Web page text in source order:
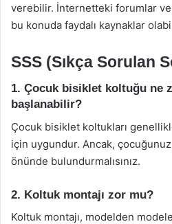
verebilir. İnternetteki forumlar ve
bu konuda faydalı kaynaklar
SSS (Sıkça Sorulan
1. Çocuk bisiklet koltuğu ne
başlanabilir?
Çocuk bisiklet koltukları
için uygundur. Ancak,
önünde bulundurmalısınız.
2. Koltuk montajı zor mu?
Koltuk montajı, modelden